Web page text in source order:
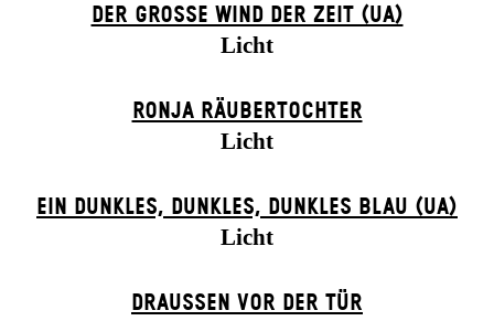
DER GROSSE WIND DER ZEIT (UA)
Licht
RONJA RÄUBER­TOCHTER
Licht
EIN DUNK­LES, DUNK­LES, DUNK­LES BLAU (UA)
Licht
DRAUSSEN VOR DER TÜR